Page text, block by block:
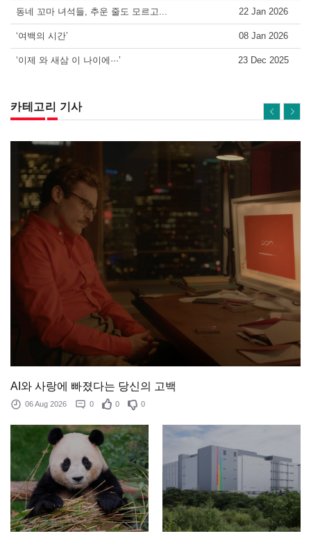
동네 꼬마 녀석들, 추운 줄도 모르고... 22 Jan 2026
‘여백의 시간’ 08 Jan 2026
‘이제 와 새삼 이 나이에···’ 23 Dec 2025
카테고리 기사
AI와 사랑에 빠졌다는 당신의 고백
06 Aug 2026 0 0 0